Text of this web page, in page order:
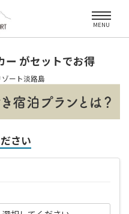
MENU
ー がセットでお得
ート淡路島
さい